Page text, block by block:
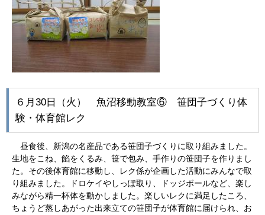
６月30日（火） 魚沼移動教室⑥ 笹団子づくり体
験・体育館レク
昼食後、新潟の名産品である笹団子づくりに取り組みました。
生地をこね、餡をくるみ、笹で包み、手作りの笹団子を作りまし
た。その後体育館に移動し、レク係が企画した活動にみんなで取
り組みました。ドロケイやしっぽ取り、ドッジボールなど、楽し
みながら精一杯体を動かしました。楽しいレクに満足したころ、
ちょうど蒸しあがった出来立ての笹団子が体育館に届けられ、お